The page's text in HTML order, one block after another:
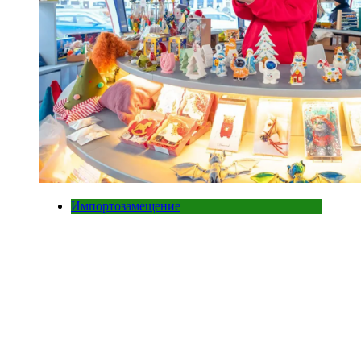
Импортозамещение